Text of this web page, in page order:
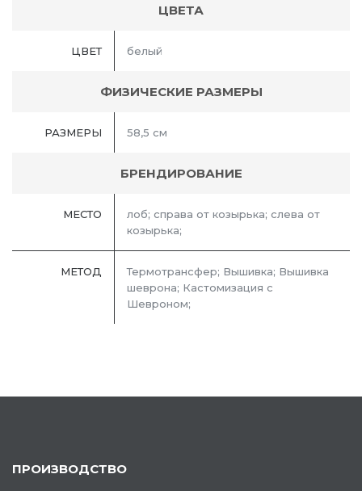
ЦВЕТА
ЦВЕТ белый
ФИЗИЧЕСКИЕ РАЗМЕРЫ
РАЗМЕРЫ 58,5 см
БРЕНДИРОВАНИЕ
МЕСТО
лоб; справа от козырька; слева от
козырька;
МЕТОД
Термотрансфер; Вышивка; Вышивка
шеврона; Кастомизация с
Шевроном;
ПРОИЗВОДСТВО